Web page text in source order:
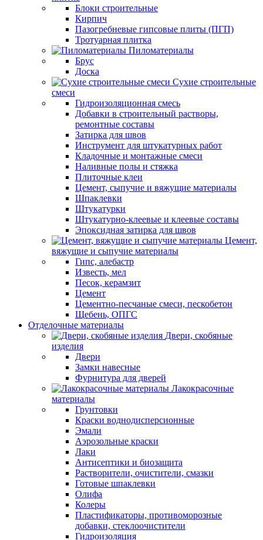
Блоки строительные
Кирпич
Пазогребневые гипсовые плиты (ПГП)
Тротуарная плитка
Пиломатериалы
Брус
Доска
Сухие строительные
смеси
Гидроизоляционная смесь
Добавки в строительный растворы,
ремонтные составы
Затирка для швов
Инструмент для штукатурных работ
Кладочные и монтажные смеси
Наливные полы и стяжка
Плиточные клеи
Цемент, сыпучие и вяжущие материалы
Шпаклевки
Штукатурки
Штукатурно-клеевые и клеевые составы
Эпоксидная затирка для швов
Цемент,
вяжущие и сыпучие материалы
Гипс, алебастр
Известь, мел
Песок, керамзит
Цемент
Цементно-песчаные смеси, пескобетон
Щебень, ОПГС
Отделочные материалы
Двери, скобяные
изделия
Двери
Замки навесные
Фурнитура для дверей
Лакокрасочные
материалы
Грунтовки
Краски воднодисперсионные
Эмали
Аэрозольные краски
Лаки
Антисептики и биозащита
Растворители, очистители, смазки
Готовые шпаклевки
Олифа
Колеры
Пластификаторы, противоморозные
добавки, стеклоочистители
Гидроизоляция